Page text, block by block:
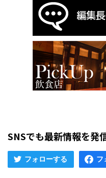
SNSでも最新情報を発